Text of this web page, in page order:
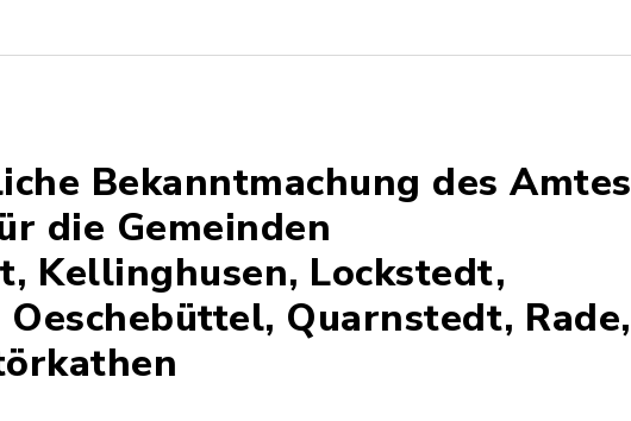
Bekanntmachung des Amtes
die Gemeinden
Kellinghusen, Lockstedt,
Quarnstedt, Rade,